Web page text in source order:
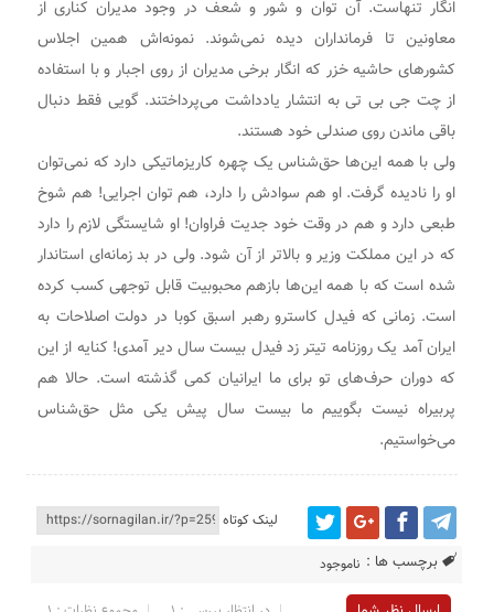
انگار تنهاست. آن توان و شور و شعف در وجود مدیران کناری از
معاونین تا فرمانداران دیده نمی‌شوند. نمونه‌اش همین اجلاس
کشورهای حاشیه خزر که انگار برخی مدیران از روی اجبار و با استفاده
از چت جی بی تی به انتشار یادداشت می‌پرداختند. گویی فقط دنبال
باقی ماندن روی صندلی خود هستند.
ولی با همه این‌ها حق‌شناس یک چهره کاریزماتیکی دارد که نمی‌توان
او را نادیده گرفت. او هم سوادش را دارد، هم توان اجرایی! هم شوخ
طبعی دارد و هم در وقت خود جدیت فراوان! او شایستگی لازم را دارد
که در این مملکت وزیر و بالاتر از آن شود. ولی در بد زمانه‌ای استاندار
شده است که با همه این‌ها بازهم محبوبیت قابل توجهی کسب کرده
است. زمانی که فیدل کاسترو رهبر اسبق کوبا در دولت اصلاحات به
ایران آمد یک روزنامه تیتر زد فیدل بیست سال دیر آمدی! کنایه از این
که دوران حرف‌های تو برای ما ایرانیان کمی گذشته است. حالا هم
پربیراه نیست بگوییم ما بیست سال پیش یکی مثل حق‌شناس
می‌خواستیم.
لینک کوتاه
برچسب ها : ناموجود